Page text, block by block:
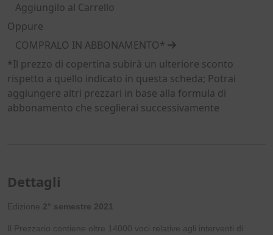
Aggiungilo al Carrello
Oppure
COMPRALO IN ABBONAMENTO*
*Il prezzo di copertina subirà un ulteriore sconto
rispetto a quello indicato in questa scheda; Potrai
aggiungere altri prezzari in base alla formula di
abbonamento che sceglierai successivamente
Dettagli
Edizione 2° semestre 2021
Il Prezzario contiene oltre 14000 voci relative agli interventi di